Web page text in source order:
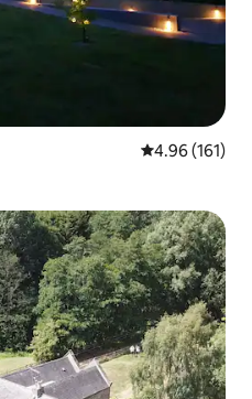
평점 4.96점(5
4.96 (161)